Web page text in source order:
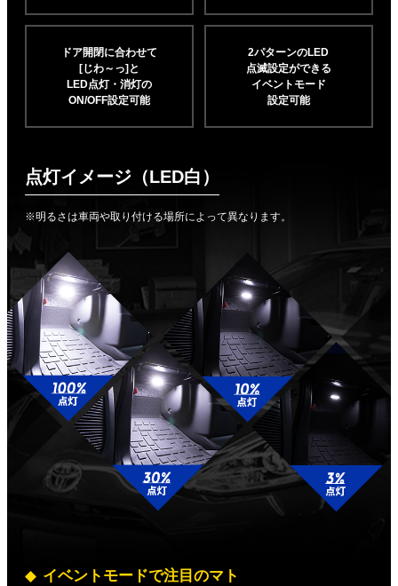
ドア開閉に合わせて
[じわ～っ]と
LED点灯・消灯の
ON/OFF設定可能
2パターンのLED
点滅設定ができる
イベントモード
設定可能
点灯イメージ（LED白）
※明るさは車両や取り付ける場所によって異なります。
イベントモードで注目のマト